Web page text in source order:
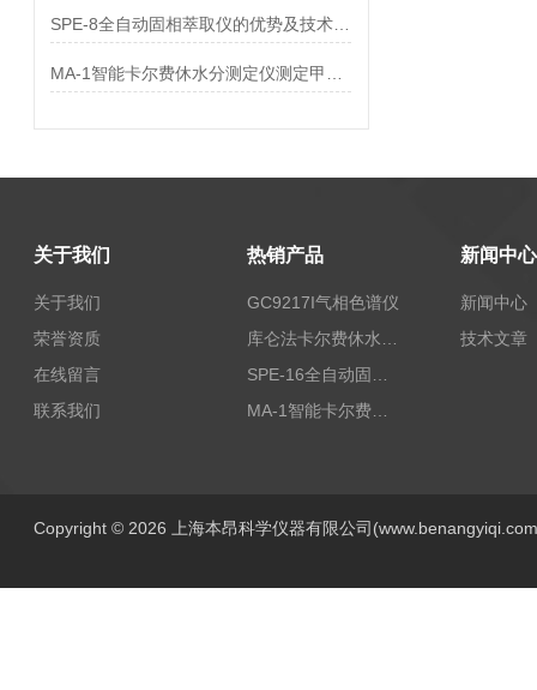
关于我们
关于我们
荣誉资质
在线留言
联系我们
热销产品
GC9217I气相色谱仪
MA-1智能卡尔费休水分测定仪
新闻中心
新闻中心
技术文章
Copyright © 2026 上海本昂科学仪器有限公司